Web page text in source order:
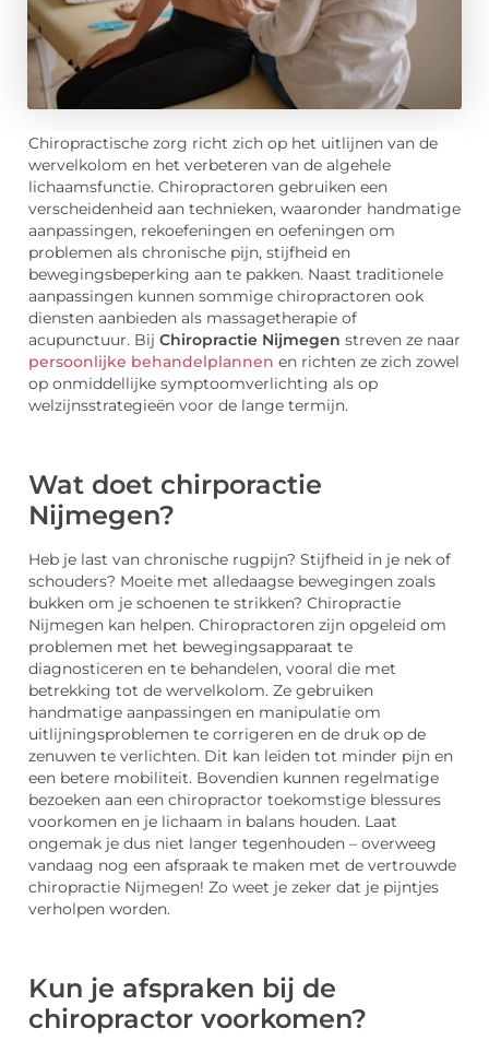
Chiropractische zorg richt zich op het uitlijnen van de
wervelkolom en het verbeteren van de algehele
lichaamsfunctie. Chiropractoren gebruiken een
verscheidenheid aan technieken, waaronder handmatige
aanpassingen, rekoefeningen en oefeningen om
problemen als chronische pijn, stijfheid en
bewegingsbeperking aan te pakken. Naast traditionele
aanpassingen kunnen sommige chiropractoren ook
diensten aanbieden als massagetherapie of
acupunctuur. Bij Chiropractie Nijmegen streven ze naar
persoonlijke behandelplannen en richten ze zich zowel
op onmiddellijke symptoomverlichting als op
welzijnsstrategieën voor de lange termijn.
Wat doet chirporactie
Nijmegen?
Heb je last van chronische rugpijn? Stijfheid in je nek of
schouders? Moeite met alledaagse bewegingen zoals
bukken om je schoenen te strikken? Chiropractie
Nijmegen kan helpen. Chiropractoren zijn opgeleid om
problemen met het bewegingsapparaat te
diagnosticeren en te behandelen, vooral die met
betrekking tot de wervelkolom. Ze gebruiken
handmatige aanpassingen en manipulatie om
uitlijningsproblemen te corrigeren en de druk op de
zenuwen te verlichten. Dit kan leiden tot minder pijn en
een betere mobiliteit. Bovendien kunnen regelmatige
bezoeken aan een chiropractor toekomstige blessures
voorkomen en je lichaam in balans houden. Laat
ongemak je dus niet langer tegenhouden – overweeg
vandaag nog een afspraak te maken met de vertrouwde
chiropractie Nijmegen! Zo weet je zeker dat je pijntjes
verholpen worden.
Kun je afspraken bij de
chiropractor voorkomen?